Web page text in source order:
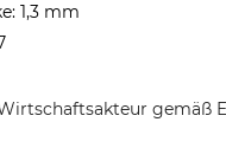
1,3 mm
gemäß